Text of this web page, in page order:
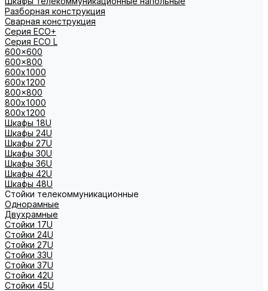
Разборная конструкция
Сварная конструкция
Серия ECO+
Серия ECO L
600x600
600x800
600х1000
600х1200
800x800
800х1000
800х1200
Шкафы 18U
Шкафы 24U
Шкафы 27U
Шкафы 30U
Шкафы 36U
Шкафы 42U
Шкафы 48U
Стойки телекоммуникационные
Однорамные
Двухрамные
Стойки 17U
Стойки 24U
Стойки 27U
Стойки 33U
Стойки 37U
Стойки 42U
Стойки 45U